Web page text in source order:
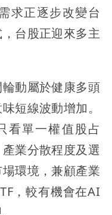
求正逐步改變台
台股正迎來多主
動屬於健康多頭
短線波動增加。
看單一權值股占
業分散程度及選
環境，兼顧產業
，較有機會在AI